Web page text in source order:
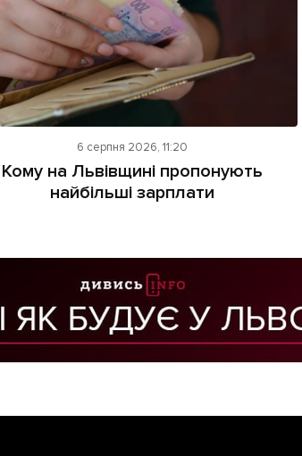
6 серпня 2026, 11:20
Кому на Львівщині пропонують
найбільші зарплати